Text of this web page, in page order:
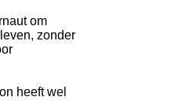
om
zonder
heeft wel